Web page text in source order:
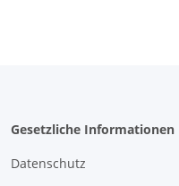
Gesetzliche Informationen
Datenschutz